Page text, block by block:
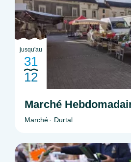
jusqu'au
31
12
Marché
Marché Durtal